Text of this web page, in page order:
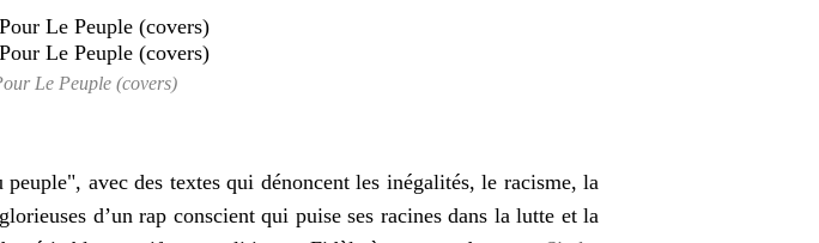
Le Peuple (covers)
peuple", avec des textes qui dénoncent les inégalités, le racisme, la
d’un rap conscient qui puise ses racines dans la lutte et la